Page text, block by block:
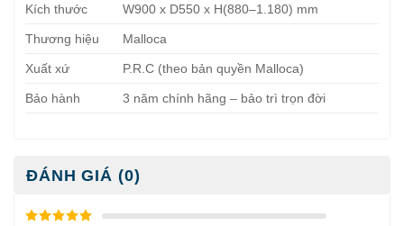
Kích thước W900 x D550 x H(880–1.180) mm
Thương hiệu Malloca
Xuất xứ P.R.C (theo bản quyền Malloca)
Bảo hành 3 năm chính hãng – bảo trì trọn đời
ĐÁNH GIÁ (0)